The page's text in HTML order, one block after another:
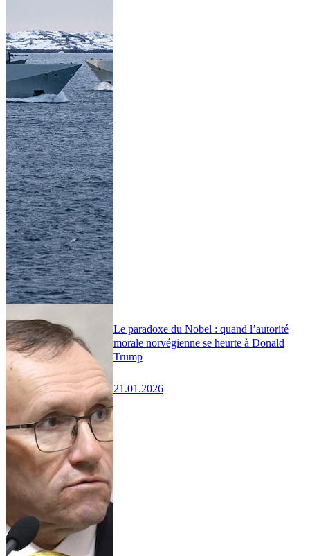
Le paradoxe du Nobel : quand l’autorité
morale norvégienne se heurte à Donald
Trump
21.01.2026